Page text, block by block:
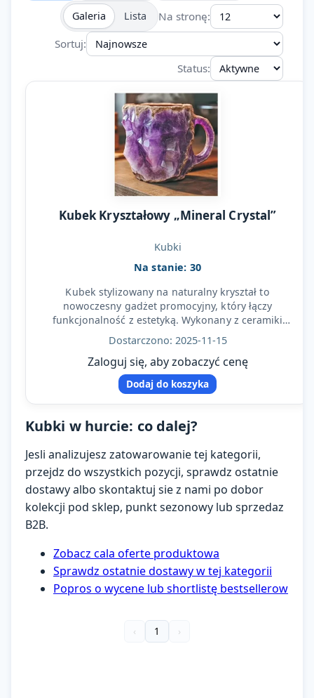
Galeria
Lista
Na stronę:
Sortuj:
Status:
Kubek Kryształowy „Mineral Crystal”
Kubki
Na stanie: 30
Kubek stylizowany na naturalny kryształ to
nowoczesny gadżet promocyjny, który łączy
funkcjonalność z estetyką. Wykonany z ceramiki
imitującej strukturę…
Dostarczono: 2025-11-15
Zaloguj się, aby zobaczyć cenę
Dodaj do koszyka
Kubki w hurcie: co dalej?
Jesli analizujesz zatowarowanie tej kategorii,
przejdz do wszystkich pozycji, sprawdz ostatnie
dostawy albo skontaktuj sie z nami po dobor
kolekcji pod sklep, punkt sezonowy lub sprzedaz
B2B.
Zobacz cala oferte produktowa
Sprawdz ostatnie dostawy w tej kategorii
Popros o wycene lub shortlistę bestsellerow
‹ 1 ›